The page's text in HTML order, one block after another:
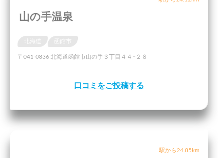
山の手温泉
〒041-0836 北海道函館市山の手３丁目４４−２８
口コミをご投稿する
駅から24.85km